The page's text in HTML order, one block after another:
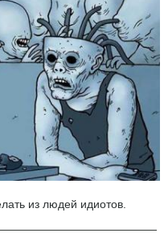
из людей идиотов.